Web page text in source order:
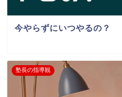
今やらずにいつやるの？
塾長の指導観